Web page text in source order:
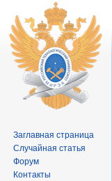
Заглавная страница
Случайная статья
Форум
Контакты